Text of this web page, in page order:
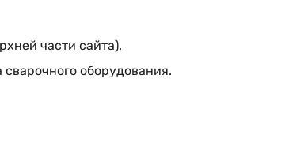
части сайта).
оборудования.